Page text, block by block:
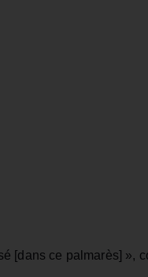
[dans ce palmarès] »,